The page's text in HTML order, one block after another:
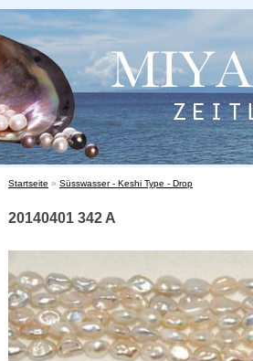
Sie sind hier
Startseite » Süsswasser - Keshi Type - Drop
20140401 342 A